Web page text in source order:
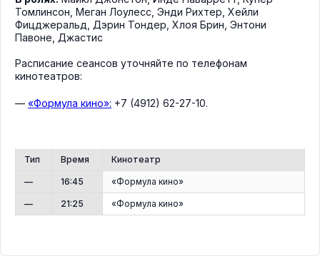
Томлинсон, Меган Лоулесс, Энди Рихтер, Хейли
Фицджеральд, Дэрин Тондер, Хлоя Брин, Энтони
Павоне, Джастис
Расписание сеансов уточняйте по телефонам
кинотеатров:
— «Формула кино»: +7 (4912) 62-27-10.
Тип Время Кинотеатр
— 16:45 «Формула кино»
— 21:25 «Формула кино»